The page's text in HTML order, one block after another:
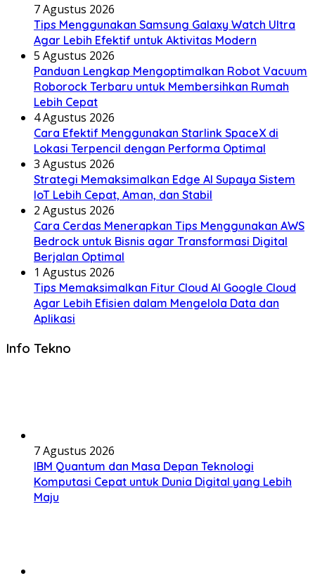
7 Agustus 2026
Tips Menggunakan Samsung Galaxy Watch Ultra
Agar Lebih Efektif untuk Aktivitas Modern
5 Agustus 2026
Panduan Lengkap Mengoptimalkan Robot Vacuum
Roborock Terbaru untuk Membersihkan Rumah
Lebih Cepat
4 Agustus 2026
Cara Efektif Menggunakan Starlink SpaceX di
Lokasi Terpencil dengan Performa Optimal
3 Agustus 2026
Strategi Memaksimalkan Edge AI Supaya Sistem
IoT Lebih Cepat, Aman, dan Stabil
2 Agustus 2026
Cara Cerdas Menerapkan Tips Menggunakan AWS
Bedrock untuk Bisnis agar Transformasi Digital
Berjalan Optimal
1 Agustus 2026
Tips Memaksimalkan Fitur Cloud AI Google Cloud
Agar Lebih Efisien dalam Mengelola Data dan
Aplikasi
Info Tekno
7 Agustus 2026
IBM Quantum dan Masa Depan Teknologi
Komputasi Cepat untuk Dunia Digital yang Lebih
Maju